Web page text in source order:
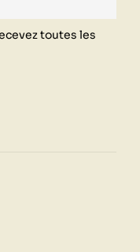
toutes les